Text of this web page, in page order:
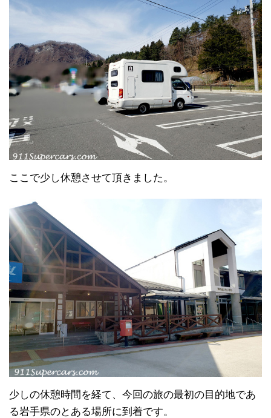
ここで少し休憩させて頂きました。
少しの休憩時間を経て、今回の旅の最初の目的地であ
る岩手県のとある場所に到着です。